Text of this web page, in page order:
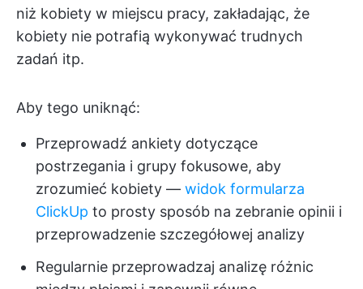
niż kobiety w miejscu pracy, zakładając, że
kobiety nie potrafią wykonywać trudnych
zadań itp.
Aby tego uniknąć:
Przeprowadź ankiety dotyczące
postrzegania i grupy fokusowe, aby
zrozumieć kobiety — widok formularza
ClickUp to prosty sposób na zebranie opinii i
przeprowadzenie szczegółowej analizy
Regularnie przeprowadzaj analizę różnic